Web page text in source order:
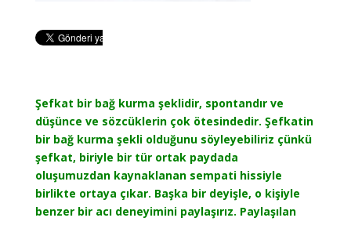
Şefkat bir bağ kurma şeklidir, spontandır ve
düşünce ve sözcüklerin çok ötesindedir. Şefkatin
bir bağ kurma şekli olduğunu söyleyebiliriz çünkü
şefkat, biriyle bir tür ortak paydada
oluşumuzdan kaynaklanan sempati hissiyle
birlikte ortaya çıkar. Başka bir deyişle, o kişiyle
benzer bir acı deneyimini paylaşırız. Paylaşılan